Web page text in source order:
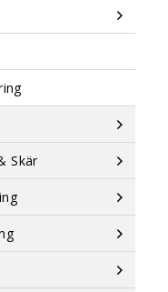
Skär